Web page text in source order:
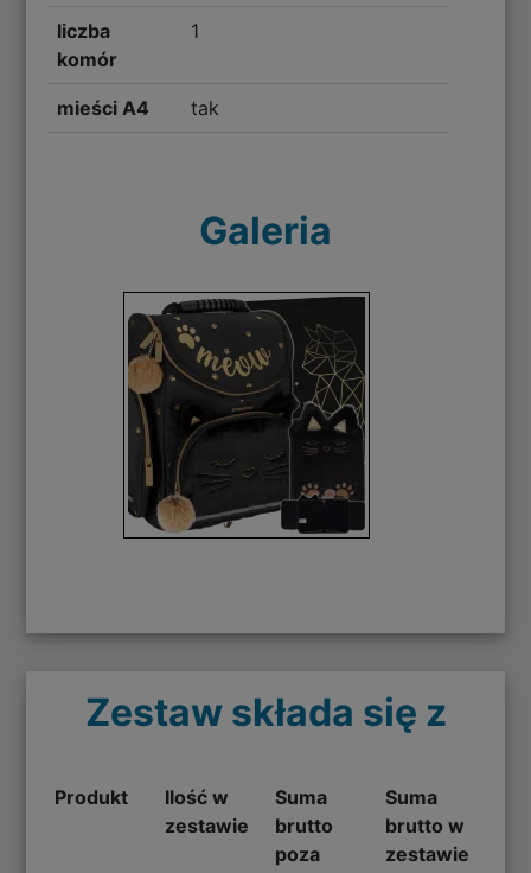
liczba
komór
1
mieści A4 tak
Galeria
Zestaw składa się z
Produkt
Ilość w
zestawie
Suma
brutto
poza
Suma
brutto w
zestawie